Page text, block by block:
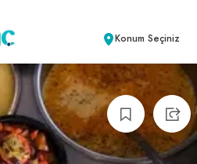
Konum Seçiniz